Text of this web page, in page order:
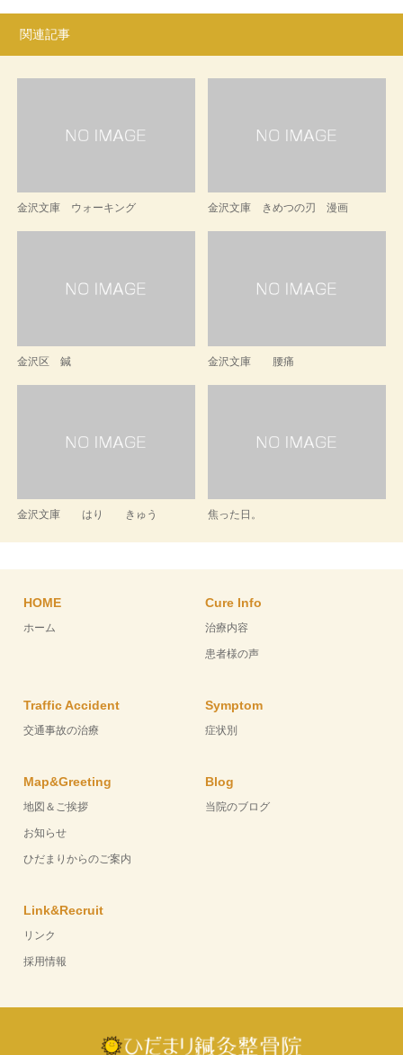
関連記事
金沢文庫 ウォーキング 金沢文庫 きめつの刃 漫画
金沢区 鍼 金沢文庫 腰痛
金沢文庫 はり きゅう 焦った日。
HOME
ホーム
Cure Info
治療内容
患者様の声
Traffic Accident
交通事故の治療
Symptom
症状別
Map&Greeting
地図＆ご挨拶
お知らせ
ひだまりからのご案内
Blog
当院のブログ
Link&Recruit
リンク
採用情報